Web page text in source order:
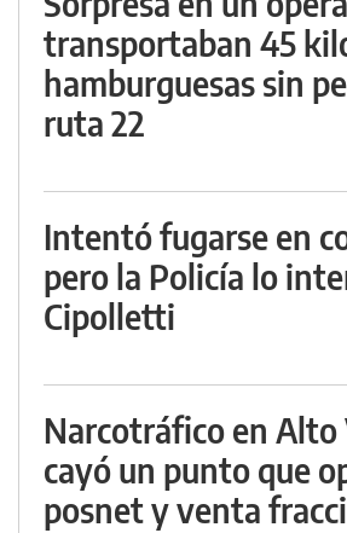
transportaban 45
hamburguesas sin
ruta 22
Intentó fugarse en
pero la Policía lo
Cipolletti
Narcotráfico en Alto
cayó un punto que
posnet y venta